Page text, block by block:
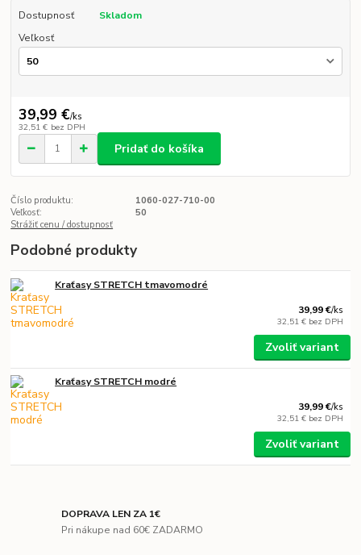
Dostupnosť
Skladom
Veľkosť
39,99 €/ks
32,51 € bez DPH
Pridať do košíka
Číslo produktu:
1060-027-710-00
Veľkosť:
50
Strážiť cenu / dostupnosť
Podobné produkty
Kraťasy STRETCH tmavomodré
39,99 €/ks
32,51 € bez DPH
Zvoliť variant
Kraťasy STRETCH modré
39,99 €/ks
32,51 € bez DPH
Zvoliť variant
DOPRAVA LEN ZA 1€
Pri nákupe nad 60€ ZADARMO